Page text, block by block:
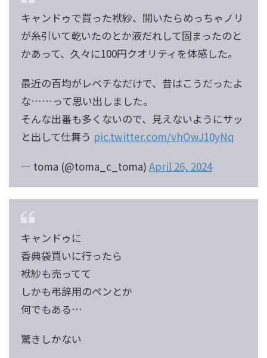
キャンドゥで買った袱紗、開いたらめっちゃノリ
が糸引いて乾いたのとか液だれして固まったのと
かあって、久々に100円クオリティを体感した。
最近の百均がレベチなだけで、昔はこうだったよ
な……って思い出しました。
そんな出番も多くないので、見えないようにサッ
と出して仕舞う pic.twitter.com/vhOwJ10yNq
— toma (@toma_c_toma) April 26, 2024
キャンドゥに
香典袋買いに行ったら
袱紗も売ってて
しかも弔辞用のペンとか
何でもある…
驚きしかない